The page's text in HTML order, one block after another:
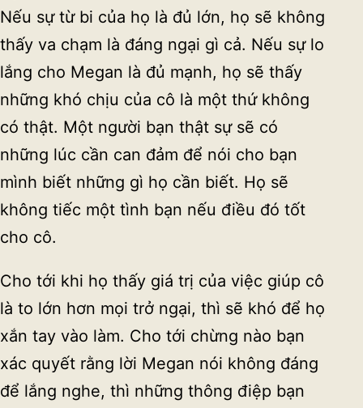
Nếu sự từ bi của họ là đủ lớn, họ sẽ không
thấy va chạm là đáng ngại gì cả. Nếu sự lo
lắng cho Megan là đủ mạnh, họ sẽ thấy
những khó chịu của cô là một thứ không
có thật. Một người bạn thật sự sẽ có
những lúc cần can đảm để nói cho bạn
mình biết những gì họ cần biết. Họ sẽ
không tiếc một tình bạn nếu điều đó tốt
cho cô.
Cho tới khi họ thấy giá trị của việc giúp cô
là to lớn hơn mọi trở ngại, thì sẽ khó để họ
xắn tay vào làm. Cho tới chừng nào bạn
xác quyết rằng lời Megan nói không đáng
để lắng nghe, thì những thông điệp bạn